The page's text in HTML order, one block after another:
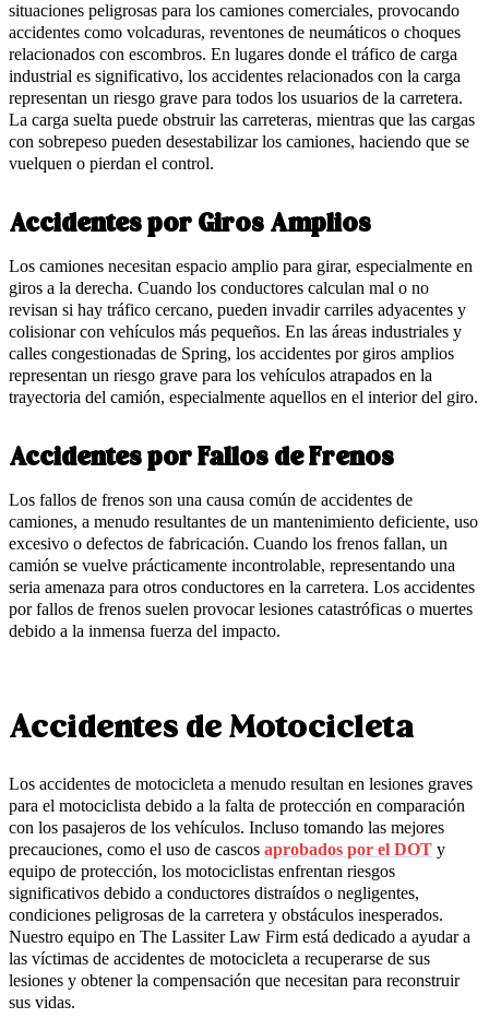
situaciones peligrosas para los camiones comerciales, provocando
accidentes como volcaduras, reventones de neumáticos o choques
relacionados con escombros. En lugares donde el tráfico de carga
industrial es significativo, los accidentes relacionados con la carga
representan un riesgo grave para todos los usuarios de la carretera.
La carga suelta puede obstruir las carreteras, mientras que las cargas
con sobrepeso pueden desestabilizar los camiones, haciendo que se
vuelquen o pierdan el control.
Accidentes por Giros Amplios
Los camiones necesitan espacio amplio para girar, especialmente en
giros a la derecha. Cuando los conductores calculan mal o no
revisan si hay tráfico cercano, pueden invadir carriles adyacentes y
colisionar con vehículos más pequeños. En las áreas industriales y
calles congestionadas de Spring, los accidentes por giros amplios
representan un riesgo grave para los vehículos atrapados en la
trayectoria del camión, especialmente aquellos en el interior del giro.
Accidentes por Fallos de Frenos
Los fallos de frenos son una causa común de accidentes de
camiones, a menudo resultantes de un mantenimiento deficiente, uso
excesivo o defectos de fabricación. Cuando los frenos fallan, un
camión se vuelve prácticamente incontrolable, representando una
seria amenaza para otros conductores en la carretera. Los accidentes
por fallos de frenos suelen provocar lesiones catastróficas o muertes
debido a la inmensa fuerza del impacto.
Accidentes de Motocicleta
Los accidentes de motocicleta a menudo resultan en lesiones graves
para el motociclista debido a la falta de protección en comparación
con los pasajeros de los vehículos. Incluso tomando las mejores
precauciones, como el uso de cascos aprobados por el DOT y
equipo de protección, los motociclistas enfrentan riesgos
significativos debido a conductores distraídos o negligentes,
condiciones peligrosas de la carretera y obstáculos inesperados.
Nuestro equipo en The Lassiter Law Firm está dedicado a ayudar a
las víctimas de accidentes de motocicleta a recuperarse de sus
lesiones y obtener la compensación que necesitan para reconstruir
sus vidas.